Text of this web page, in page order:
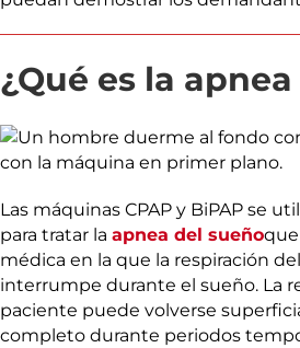
¿Qué es la
Las máquinas CPAP y BiPAP se
para tratar la apnea del sueño
médica en la que la respiración
interrumpe durante el sueño. La
paciente puede volverse
completo durante periodos